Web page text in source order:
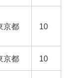
京都 10
京都 10